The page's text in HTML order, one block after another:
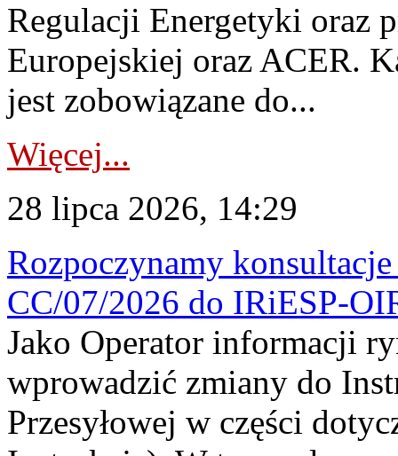
Regulacji Energetyki oraz
Europejskiej oraz ACER.
jest zobowiązane do...
Więcej...
28 lipca 2026, 14:29
Rozpoczynamy
CC/07/2026 do IRiESP-
Jako Operator informacji
wprowadzić zmiany do
Przesyłowej w części